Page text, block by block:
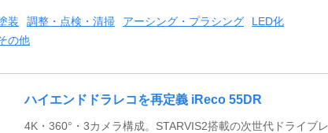
装 調整・点検・清掃 アーシング・プラシング
LED化
の他
ハイエンドドラレコを再定義 iReco 55DR
4K・360°・3カメラ構成。STARVIS2搭載の次世代ドライブレ